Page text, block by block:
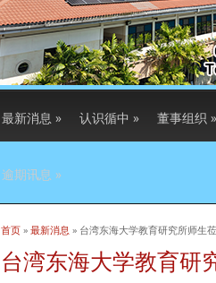
最新消息 » 认识循中 » 董事组织 »
逾期讯息 »
当前位置
首页 » 最新消息 » 台湾东海大学教育研究所师生
台湾东海大学教育研